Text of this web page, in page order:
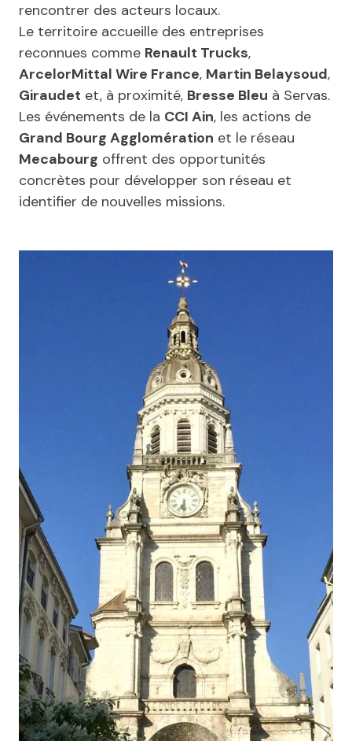
rencontrer des acteurs locaux.
Le territoire accueille des entreprises
reconnues comme Renault Trucks,
ArcelorMittal Wire France, Martin Belaysoud,
Giraudet et, à proximité, Bresse Bleu à Servas.
Les événements de la CCI Ain, les actions de
Grand Bourg Agglomération et le réseau
Mecabourg offrent des opportunités
concrètes pour développer son réseau et
identifier de nouvelles missions.